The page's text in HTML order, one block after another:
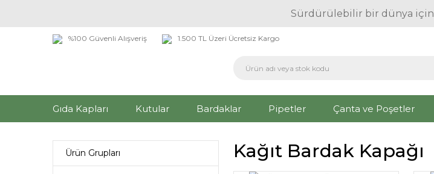
Sürdürülebilir bir dünya için
%100 Güvenli Alışveriş 1.500 TL Üzeri Ücretsiz Kargo
Gıda Kapları Kutular Bardaklar Pipetler Çanta ve Poşetler
Ürün Grupları Kağıt Bardak Kapağı